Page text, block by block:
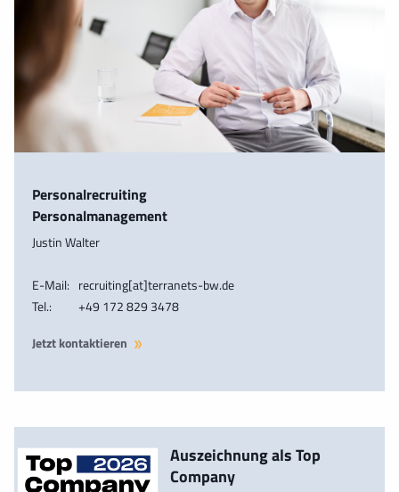
Personalrecruiting
Personalmanagement
Justin Walter
E-Mail: recruiting[at]terranets-bw.de
Tel.:
+49 172 829 3478
Jetzt kontaktieren
Auszeichnung als Top
Company